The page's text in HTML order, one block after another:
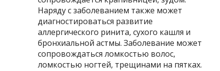
Наряду с заболеванием также может
диагностироваться развитие
аллергического ринита, сухого кашля и
бронхиальной астмы. Заболевание может
сопровождаться ломкостью волос,
ломкостью ногтей, трещинами на пятках.